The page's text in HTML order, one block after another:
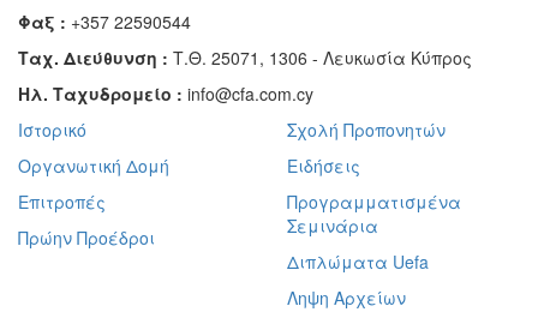
Φαξ : +357 22590544
Ταχ. Διεύθυνση : Τ.Θ. 25071, 1306 - Λευκωσία Κύπρος
Ηλ. Ταχυδρομείο : info@cfa.com.cy
Ιστορικό
Οργανωτική Δομή
Επιτροπές
Πρώην Προέδροι
Σχολή Προπονητών
Ειδήσεις
Προγραμματισμένα
Σεμινάρια
Διπλώματα Uefa
Ληψη Αρχείων